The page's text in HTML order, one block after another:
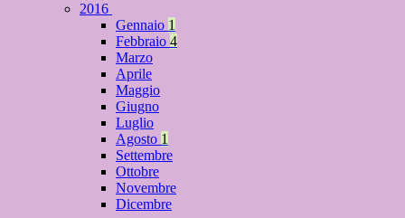
2016
Gennaio 1
Febbraio 4
Marzo
Aprile
Maggio
Giugno
Luglio
Agosto 1
Settembre
Ottobre
Novembre
Dicembre